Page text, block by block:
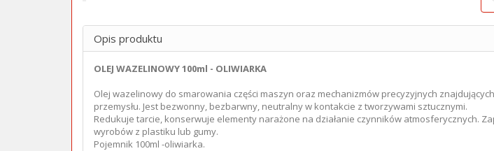
Opis produktu
OLEJ WAZELINOWY 100ml - OLIWIARKA
Olej wazelinowy do smarowania części maszyn oraz mechanizmów precyzyjnych
przemysłu. Jest bezwonny, bezbarwny, neutralny w kontakcie z tworzywami sztucznymi.
Redukuje tarcie, konserwuje elementy narażone na działanie czynników atmosferycznych.
wyrobów z plastiku lub gumy.
Pojemnik 100ml -oliwiarka.